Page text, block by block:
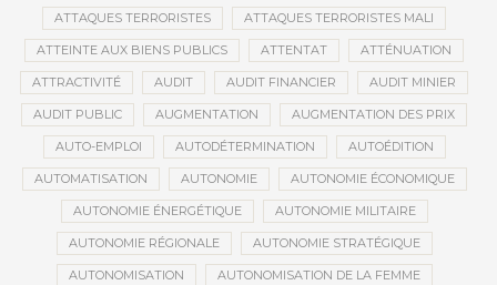
ATTAQUES TERRORISTES ATTAQUES TERRORISTES MALI
ATTEINTE AUX BIENS PUBLICS ATTENTAT ATTÉNUATION
ATTRACTIVITÉ AUDIT AUDIT FINANCIER AUDIT MINIER
AUDIT PUBLIC AUGMENTATION AUGMENTATION DES PRIX
AUTO-EMPLOI AUTODÉTERMINATION AUTOÉDITION
AUTOMATISATION AUTONOMIE AUTONOMIE ÉCONOMIQUE
AUTONOMIE ÉNERGÉTIQUE AUTONOMIE MILITAIRE
AUTONOMIE RÉGIONALE AUTONOMIE STRATÉGIQUE
AUTONOMISATION AUTONOMISATION DE LA FEMME